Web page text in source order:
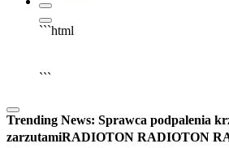
```html
```
Trending News: Sprawca podpalenia
zarzutamiRADIOTON RADIOTON